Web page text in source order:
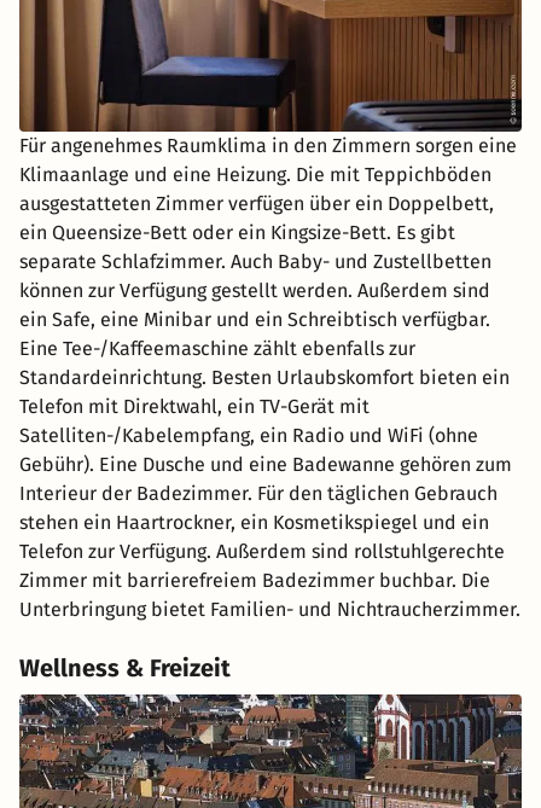
Für angenehmes Raumklima in den Zimmern sorgen eine
Klimaanlage und eine Heizung. Die mit Teppichböden
ausgestatteten Zimmer verfügen über ein Doppelbett,
ein Queensize-Bett oder ein Kingsize-Bett. Es gibt
separate Schlafzimmer. Auch Baby- und Zustellbetten
können zur Verfügung gestellt werden. Außerdem sind
ein Safe, eine Minibar und ein Schreibtisch verfügbar.
Eine Tee-/Kaffeemaschine zählt ebenfalls zur
Standardeinrichtung. Besten Urlaubskomfort bieten ein
Telefon mit Direktwahl, ein TV-Gerät mit
Satelliten-/Kabelempfang, ein Radio und WiFi (ohne
Gebühr). Eine Dusche und eine Badewanne gehören zum
Interieur der Badezimmer. Für den täglichen Gebrauch
stehen ein Haartrockner, ein Kosmetikspiegel und ein
Telefon zur Verfügung. Außerdem sind rollstuhlgerechte
Zimmer mit barrierefreiem Badezimmer buchbar. Die
Unterbringung bietet Familien- und Nichtraucherzimmer.
Wellness & Freizeit